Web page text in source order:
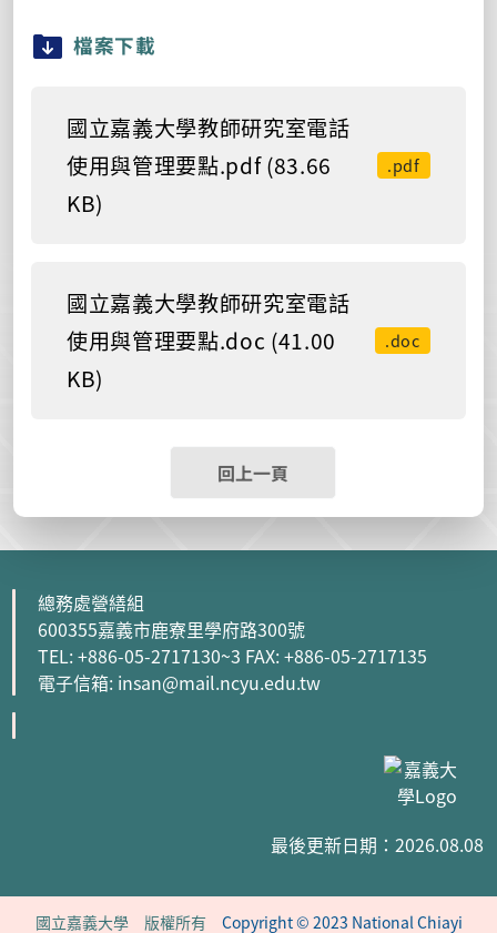
檔案下載
國立嘉義大學教師研究室電話
使用與管理要點.pdf (83.66
KB)
.pdf
國立嘉義大學教師研究室電話
使用與管理要點.doc (41.00
KB)
.doc
回上一頁
總務處營繕組
600355嘉義市鹿寮里學府路300號
TEL: +886-05-2717130~3 FAX: +886-05-2717135
電子信箱: insan@mail.ncyu.edu.tw
最後更新日期：2026.08.08
國立嘉義大學 版權所有 Copyright © 2023 National Chiayi